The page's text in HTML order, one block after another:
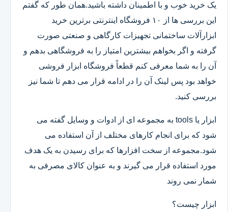
یک خرید خوب و با اطمینان داشته باشید.همان طور که گفتم
این بررسی ها از ۱۰ فروشگاه اینترنتی برترین خرید
ابزارآلات ساختمانی تجهیزات کارگاهی و صنعتی صورت
گرفته و اگر بخواهم بیشترین امتیاز را به فروشگاهی بدهم و
آن را به شما معرفی کنم قطعاً فروشگاه ابزار فروشی
خواهد بود پس لینک آن را در ادامه قرار می دهم تا شما نیز
بررسی کنید.
ابزار یا tools به مجموعه ای از ادوات و وسایل گفته می
شود که برای انجام کارهای مختلف از آن استفاده می
شود.مجموعه از سخت افزارها که برای رسیدن به یک هدف
مورد استفاده قرار می گیرند و به عنوان کالای مصرفی به
شمار نمی روند
ابزار چیست؟